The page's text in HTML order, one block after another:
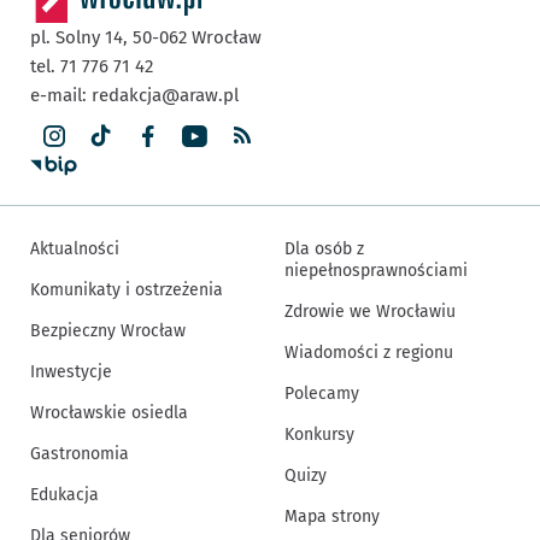
pl. Solny 14, 50-062 Wrocław
tel. 71 776 71 42
e-mail: redakcja@araw.pl
Aktualności
Komunikaty i ostrzeżenia
Bezpieczny Wrocław
Inwestycje
Wrocławskie osiedla
Gastronomia
Edukacja
Dla seniorów
Dla osób z
niepełnosprawnościami
Zdrowie we Wrocławiu
Wiadomości z regionu
Polecamy
Konkursy
Quizy
Mapa strony